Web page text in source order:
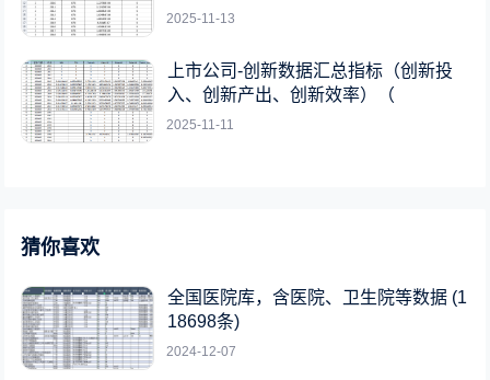
2025-11-13
上市公司-创新数据汇总指标（创新投
入、创新产出、创新效率）（
2025-11-11
猜你喜欢
全国医院库，含医院、卫生院等数据 (1
18698条)
2024-12-07